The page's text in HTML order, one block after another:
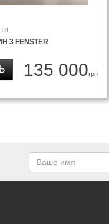
3 FENSTER
135 000грн